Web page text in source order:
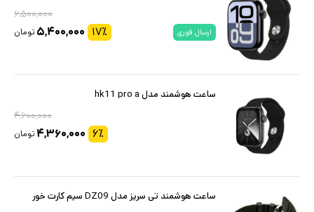
۶,۵۰۰,۰۰۰
ارسال فوری ۱۷٪ ۵,۴۰۰,۰۰۰ تومان
ساعت هوشمند مدل hk11 pro a
۴,۶۰۰,۰۰۰
۶٪ ۴,۳۶۰,۰۰۰ تومان
ساعت هوشمند تی سریز مدل DZ09 سیم کارت خور